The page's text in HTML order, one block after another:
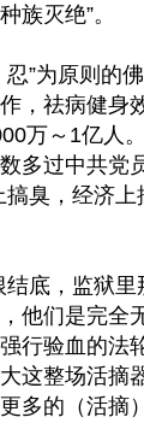
族灭绝”。
”为原则的
，祛病健身
万～1亿人
多过中共党
搞臭，经济
结底，监狱
他们是完全
行验血的法
这整场活摘
多的（活摘